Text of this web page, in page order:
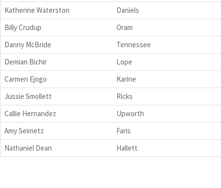
Katherine Waterston
Daniels
Billy Crudup
Oram
Danny McBride
Tennessee
Demian Bichir
Lope
Carmen Ejogo
Karine
Jussie Smollett
Ricks
Callie Hernandez
Upworth
Amy Seimetz
Faris
Nathaniel Dean
Hallett